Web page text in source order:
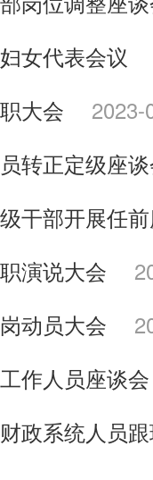
女代表会议
大会
2023-
转正定级座
干部开展任
演说大会
动员大会
作人员座谈
政系统人员